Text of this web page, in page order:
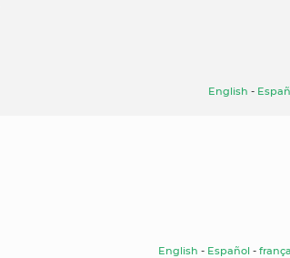
English -
English - Español -